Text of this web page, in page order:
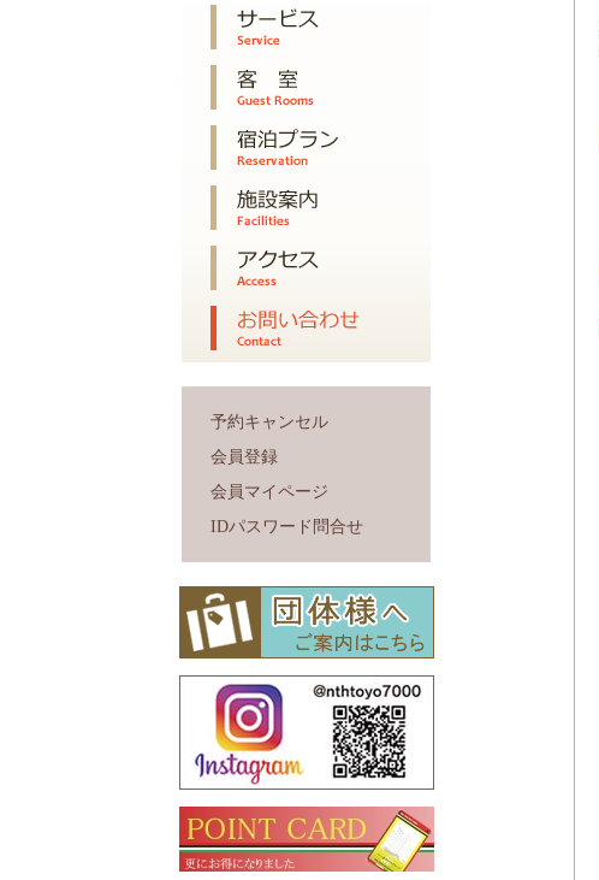
予約キャンセル
会員登録
会員マイページ
IDパスワード問合せ